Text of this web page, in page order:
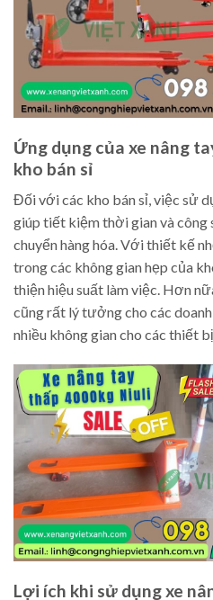
Ứng dụng của xe nâng
kho bán sỉ
Đối với các kho bán sỉ, việc sử
giúp tiết kiệm thời gian và công
chuyển hàng hóa. Với thiết kế
trong các không gian hẹp của
thiện hiệu suất làm việc. Hơn
cũng rất lý tưởng cho các
nhiều không gian cho các thiết
Lợi ích khi sử dụng xe